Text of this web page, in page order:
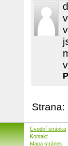
Strana:
Úvodní stránka
Kontakt
Mapa stránek